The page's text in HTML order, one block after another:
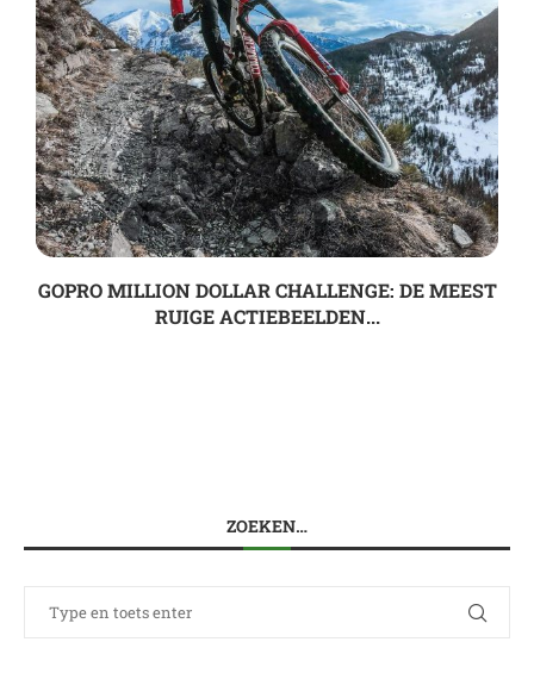
GOPRO MILLION DOLLAR CHALLENGE: DE MEEST
RUIGE ACTIEBEELDEN...
ZOEKEN…